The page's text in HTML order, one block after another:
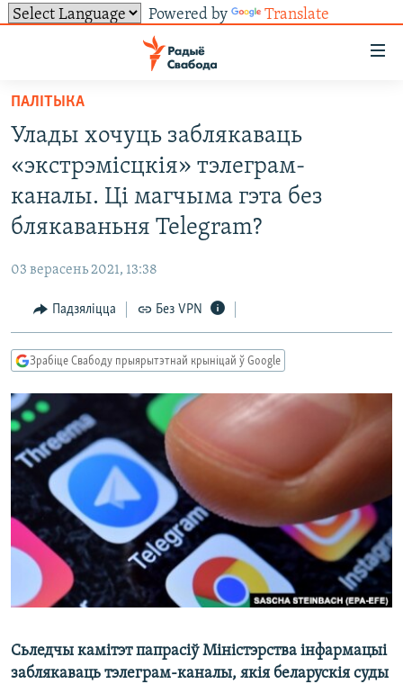
Powered by Translate
ўнівэрсальнага
доступу
Перайсьці
да
галоўнага
зьместу
Перайсьці
да
галоўнай
навігацыі
Перайсьці
да
пошуку
ЭКАНОМІКА
ВАЙНА
БЕЛАРУСЫ НА ВАЙНЕ
КУЛЬТУРА
КАЛЯНДАР
ТОЛЬКІ НА СВАБОДЗЕ
ПАДКАСТЫ
КНІГІ
АЎДЫЁКНІГІ
МОВА
НА ХВАЛЯХ СВАБОДЫ
ПАДПІСАЦЦА
ПАДКАСТЫ
FACEBOOK
TWITTER
САЧЫЦЕ ЗА АБНАЎЛЕНЬНЯМІ
ПАЛІТЫКА
Улады хочуць заблякаваць
«экстрэмісцкія» тэлеграм-
каналы. Ці магчыма гэта без
блякаваньня Telegram?
03 верасень 2021, 13:38
Падзяліцца Без VPN
Зрабіце Свабоду прыярытэтнай крыніцай ў Google
Сьледчы камітэт папрасіў Міністэрства інфармацыі
заблякаваць тэлеграм-каналы, якія беларускія суды